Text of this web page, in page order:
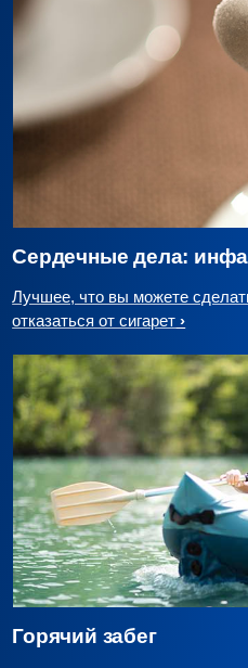
Сердечные дела:
Лучшее, что вы можете
отказаться от сигарет
Горячий забег